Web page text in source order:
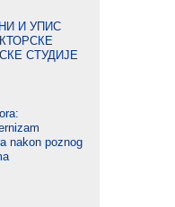
И УПИС
СТУДИЈЕ
nakon poznog